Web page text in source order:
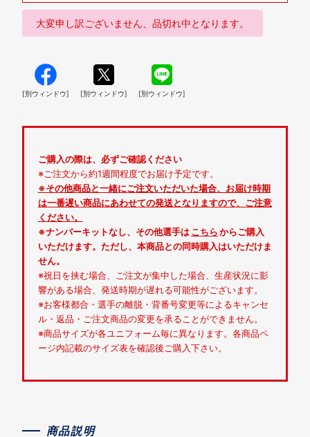
大変申し訳ございません、品切れ中となります。
[別ウィンドウ] [別ウィンドウ] [別ウィンドウ]
ご購入の際は、必ずご確認ください
※ご注文から約1週間程度でお届け予定です。
※その他商品と一緒にご注文いただいた場合、お届け時期
は一番遅い商品にあわせての発送となりますので、ご注意
ください。
※ナンバーキットなし、その他選手はこちらからご購入
いただけます。ただし、本商品との同時購入はいただけま
せん。
※祝日を挟む場合、ご注文が集中した場合、生産状況に影
響がある場合、発送時期が遅れる可能性がございます。
※お客様都合・選手の離脱・背番号変更等によるキャンセ
ル・返品・ご注文商品の変更を承ることができません。
※商品サイズが各ユニフォーム毎に異なります。各商品ペ
ージ内記載のサイズ表を確認後ご購入下さい。
商品説明